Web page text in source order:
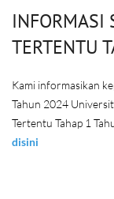
INFORMASI
TERTENTU
Kami informasikan
Tahun 2024
Tertentu Tahap 1
disini